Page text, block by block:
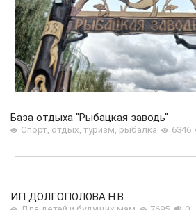
База отдыха "Рыбацкая заводь"
Спорт, отдых, туризм, рыбалка 6346
ИП ДОЛГОПОЛОВА Н.В.